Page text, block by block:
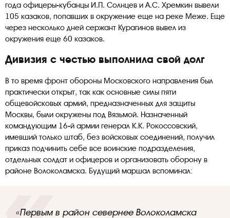
года офицеры-кубанцы И.П. Солнцев и А.С. Хремкин вывели
105 казаков, попавших в окружение еще на реке Меже. Еще
через несколько дней сержант Курагинов вывел из
окружения еще 60 казаков.
Дивизия с честью выполнила свой долг
В то время фронт обороны Московского направления был
практически открыт, так как основные силы пяти
общевойсковых армий, предназначенных для защиты
Москвы, были окружены под Вязьмой. Назначенный
командующим 16-й армии генерал К.К. Рокоссовский,
имевший только штаб, без войсковых соединений, получил
приказ подчинить себе все воинские подразделения,
отдельных солдат и офицеров и организовать оборону в
районе Волоколамска. Будущий маршал вспоминал:
«Первым в район севернее Волоколамска